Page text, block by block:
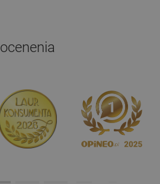
ocenenia